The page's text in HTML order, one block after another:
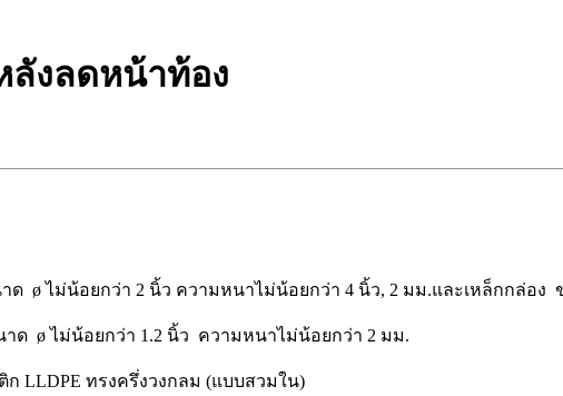
ลังลดหน้าท้อง
ด ø ไม่น้อยกว่า 2 นิ้ว ความหนาไม่น้อยกว่า 4 นิ้ว, 2 มม.และเหล็กกล่อง
ด ø ไม่น้อยกว่า 1.2 นิ้ว ความหนาไม่น้อยกว่า 2 มม.
LLDPE ทรงครึ่งวงกลม (แบบสวมใน)